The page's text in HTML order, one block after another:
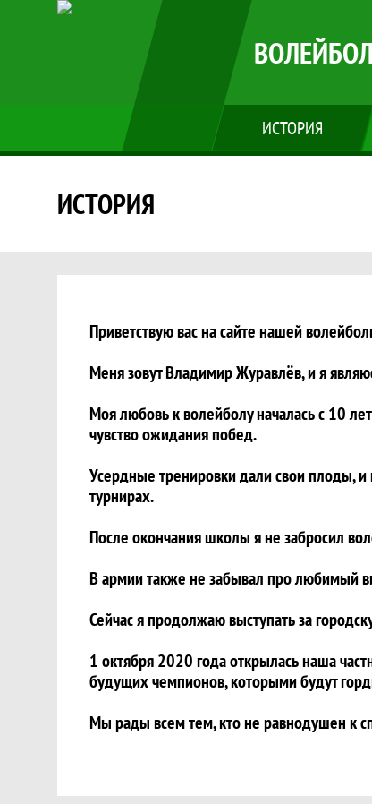
ИСТОРИЯ
ИСТОРИЯ
Приветствую вас на сайте нашей
Меня зовут Владимир Журавлёв, и я
Моя любовь к волейболу началась с 10
чувство ожидания побед.
Усердные тренировки дали свои плоды, и
турнирах.
После окончания школы я не забросил
В армии также не забывал про любимый
Сейчас я продолжаю выступать за
1 октября 2020 года открылась наша
будущих чемпионов, которыми будут
Мы рады всем тем, кто не равнодушен к